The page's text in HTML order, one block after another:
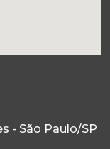
- São Paulo/SP